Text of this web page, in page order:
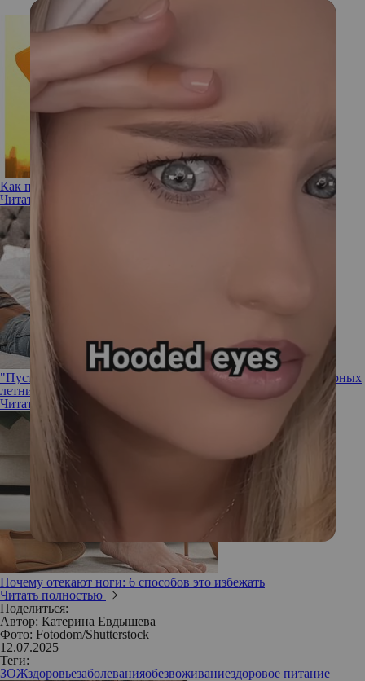
Как поддержать сердечно-сосудистый ритм в жару
Читать полностью
"Пусть они будут хотя бы другого цвета": какие два популярных
летних предмета одежды не рекомендуется носить в жару
Читать полностью
Почему отекают ноги: 6 способов это избежать
Читать полностью
Поделиться:
Автор: Катерина Евдышева
Фото: Fotodom/Shutterstock
12.07.2025
Теги:
ЗОЖздоровьезаболеванияобезвоживаниездоровое питание